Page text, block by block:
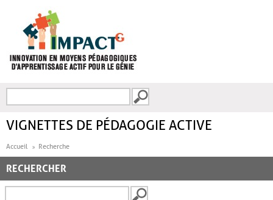
FORMULAIRE DE
VIGNETTES DE PÉDAGOGIE ACTIVE
Accueil Recherche
RECHERCHER